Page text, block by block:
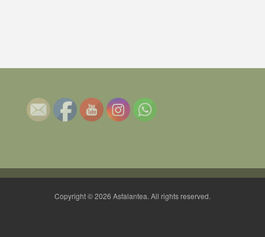
Copyright © 2026 Asfalantea. All rights reserved.